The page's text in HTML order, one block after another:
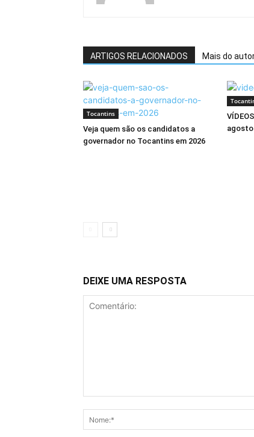
ARTIGOS RELACIONADOS Mais do
Tocantins
Veja quem são os candidatos a
governador no Tocantins em 2026
agosto
DEIXE UMA RESPOSTA